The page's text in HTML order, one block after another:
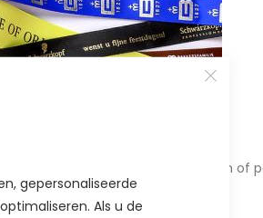
gepersonaliseerde
Als u de
satijnlint met jouw logo, naam of
tot zijn recht komt.